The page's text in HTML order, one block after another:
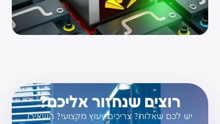
רוצים שנחזור אליכם?
יש לכם שאלות? צריכים ייעוץ מקצועי? השאירו